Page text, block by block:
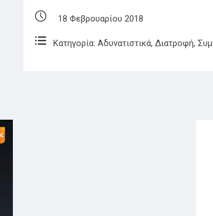
18 Φεβρουαρίου 2018
Κατηγορία:Αδυνατιστικά,Διατροφή,